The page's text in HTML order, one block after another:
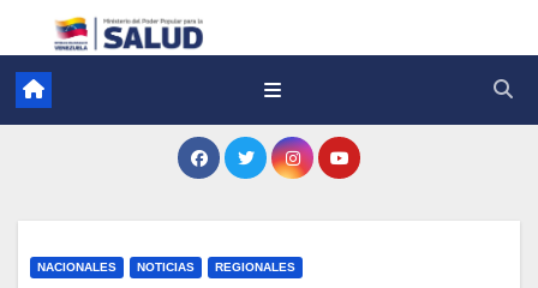
NACIONALES NOTICIAS REGIONALES